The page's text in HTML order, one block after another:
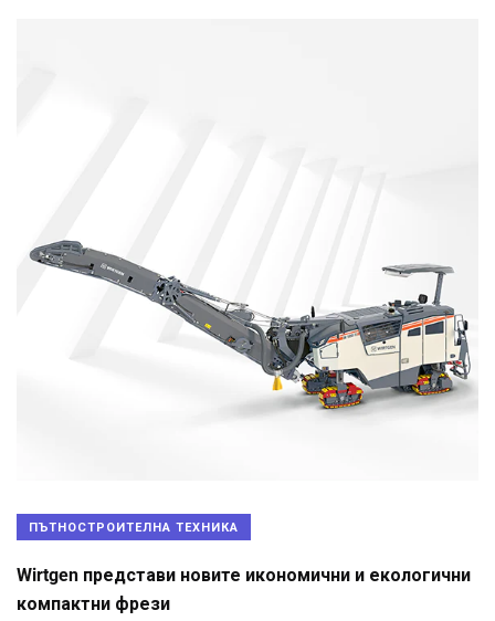
ПЪТНОСТРОИТЕЛНА ТЕХНИКА
Wirtgen представи новите икономични и екологични
компактни фрези